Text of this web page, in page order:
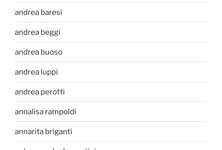
andrea baresi
andrea beggi
andrea buoso
andrea luppi
andrea perotti
annalisa rampoldi
annarita briganti